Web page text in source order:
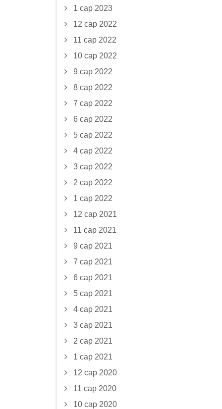
1 сар 2023
12 сар 2022
11 сар 2022
10 сар 2022
9 сар 2022
8 сар 2022
7 сар 2022
6 сар 2022
5 сар 2022
4 сар 2022
3 сар 2022
2 сар 2022
1 сар 2022
12 сар 2021
11 сар 2021
9 сар 2021
7 сар 2021
6 сар 2021
5 сар 2021
4 сар 2021
3 сар 2021
2 сар 2021
1 сар 2021
12 сар 2020
11 сар 2020
10 сар 2020